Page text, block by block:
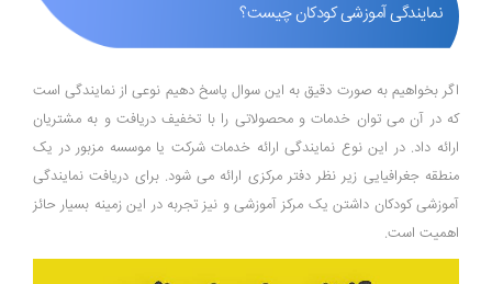
نمایندگی آموزشی کودکان چیست؟
اگر بخواهیم به صورت دقیق به این سوال پاسخ دهیم نوعی از نمایندگی است
که در آن می توان خدمات و محصولاتی را با تخفیف دریافت و به مشتریان
ارائه داد. در این نوع نمایندگی ارائه خدمات شرکت یا موسسه مزبور در یک
منطقه جغرافیایی زیر نظر دفتر مرکزی ارائه می شود. برای دریافت نمایندگی
آموزشی کودکان داشتن یک مرکز آموزشی و نیز تجربه در این زمینه بسیار حائز
اهمیت است.